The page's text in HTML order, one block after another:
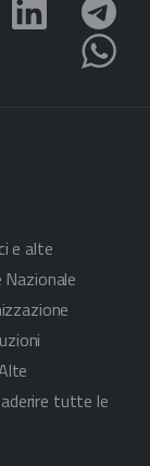
e alte
tutte le